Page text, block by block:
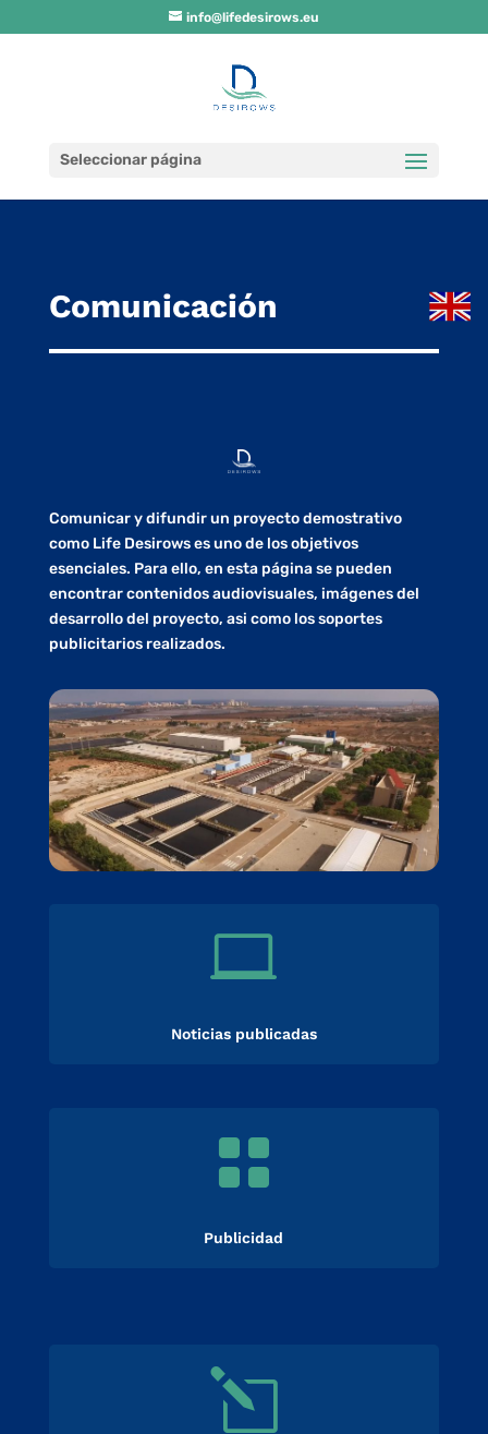
info@lifedesirows.eu
Seleccionar página
Comunicación
Comunicar y difundir un proyecto demostrativo
como Life Desirows es uno de los objetivos
esenciales. Para ello, en esta página se pueden
encontrar contenidos audiovisuales, imágenes del
desarrollo del proyecto, asi como los soportes
publicitarios realizados.

Noticias publicadas

Publicidad
l